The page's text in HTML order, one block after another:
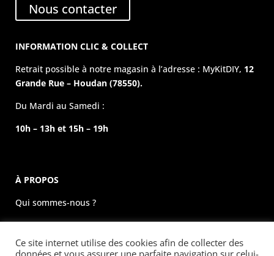
Nous contacter
INFORMATION CLIC & COLLECT
Retrait possible à notre magasin à l’adresse : MyKitDIY, 12
Grande Rue – Houdan (78550).
Du Mardi au Samedi :
10h – 13h et 15h – 19h
À PROPOS
Qui sommes-nous ?
La boutique physique
Évènements
Ce site internet utilise des cookies afin de collecter des
données et vous assurer une parfaite navigation sur celui-